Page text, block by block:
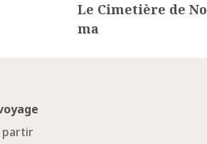
Le Cimetière de
ma
partir